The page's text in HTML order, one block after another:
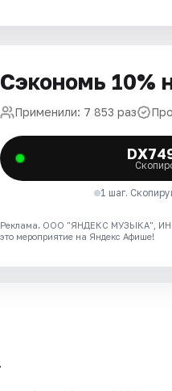
Сэкономь 10%
Применили: 7 853 раз
1 шаг.
Реклама. ООО "ЯНДЕКС МУЗЫКА", ИНН:
это мероприятие на Яндекс Афише!